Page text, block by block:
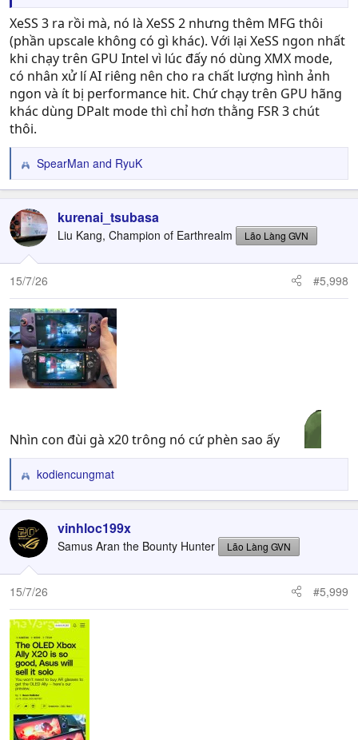
XeSS 3 ra rồi mà, nó là XeSS 2 nhưng thêm MFG thôi
(phần upscale không có gì khác). Với lại XeSS ngon nhất
khi chạy trên GPU Intel vì lúc đấy nó dùng XMX mode,
có nhân xử lí AI riêng nên cho ra chất lượng hình ảnh
ngon và ít bị performance hit. Chứ chạy trên GPU hãng
khác dùng DPalt mode thì chỉ hơn thằng FSR 3 chút
thôi.
R
e
c
t
i
o
n
s
:
SpearMan and RyuK
kurenai_tsubasa
Liu Kang, Champion of Earthrealm Lão Làng GVN
15/7/26 #5,998
Nhìn con đùi gà x20 trông nó cứ phèn sao ấy
R
e
c
t
i
o
n
s
:
kodiencungmat
vinhloc199x
Samus Aran the Bounty Hunter Lão Làng GVN
15/7/26 #5,999